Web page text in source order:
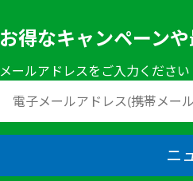
お得なキャンペーン
メールアドレスをご入力ください
ニ